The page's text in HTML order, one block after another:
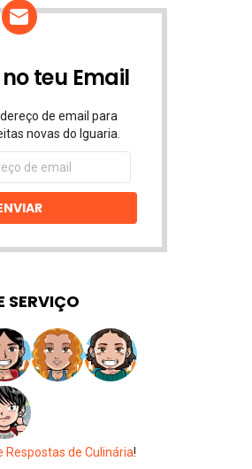
teu Email
de email para
novas do Iguaria.
SERVIÇO
Respostas de Culinária!